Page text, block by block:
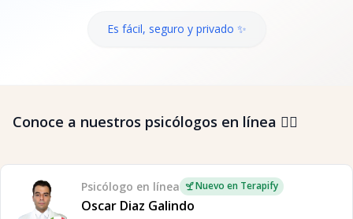
Es fácil, seguro y privado ✨
Conoce a nuestros psicólogos en línea 👇🏼
Psicólogo en línea Nuevo en Terapify
Oscar Diaz Galindo